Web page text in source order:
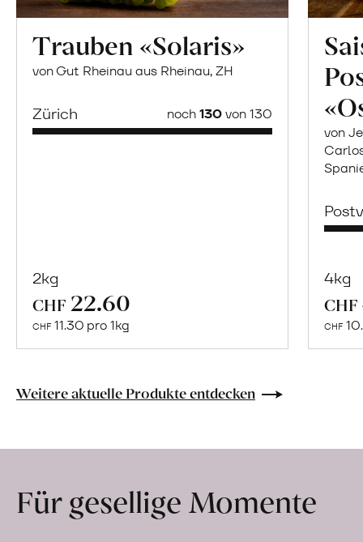
Trauben «Solaris»
von Gut Rheinau aus Rheinau, ZH
Zürich noch130von 130
2kg
CHF 22.60
CHF 11.30 pro 1kg
Naturbelassene
Lebensmittel
Hof
erfahren
von
4kg
CHF
CHF
Weitere aktuelle Produkte entdecken
Für gesellige Momente